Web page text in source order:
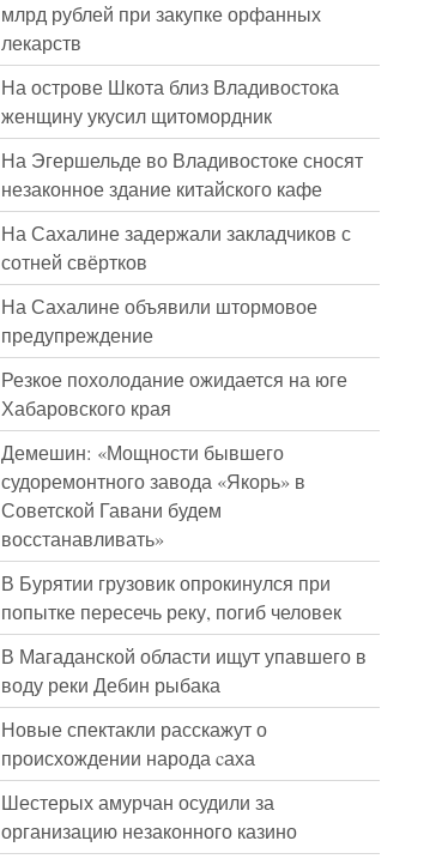
млрд рублей при закупке орфанных
лекарств
На острове Шкота близ Владивостока
женщину укусил щитомордник
На Эгершельде во Владивостоке сносят
незаконное здание китайского кафе
На Сахалине задержали закладчиков с
сотней свёртков
На Сахалине объявили штормовое
предупреждение
Резкое похолодание ожидается на юге
Хабаровского края
Демешин: «Мощности бывшего
судоремонтного завода «Якорь» в
Советской Гавани будем
восстанавливать»
В Бурятии грузовик опрокинулся при
попытке пересечь реку, погиб человек
В Магаданской области ищут упавшего в
воду реки Дебин рыбака
Новые спектакли расскажут о
происхождении народа cаха
Шестерых амурчан осудили за
организацию незаконного казино